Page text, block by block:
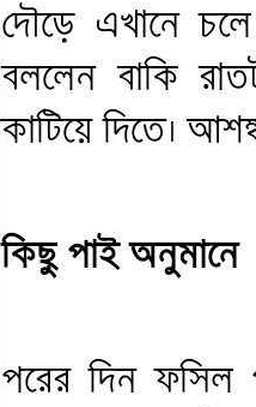
দৌড়ে এখানে
বললেন বাকি
কাটিয়ে দিতে।
কিছু পাই অনুমানে
পরের দিন ফসিল